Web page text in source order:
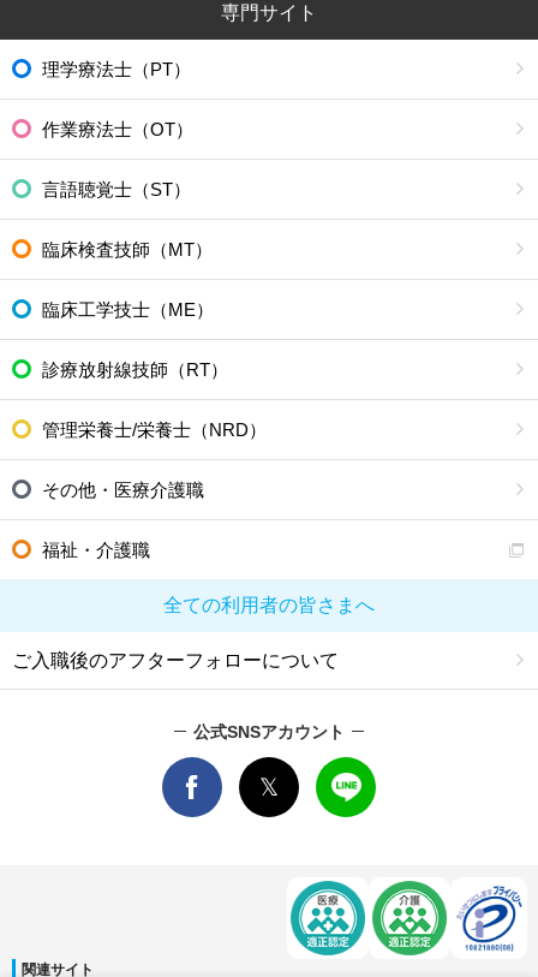
専門サイト
理学療法士（PT）
作業療法士（OT）
言語聴覚士（ST）
臨床検査技師（MT）
臨床工学技士（ME）
診療放射線技師（RT）
管理栄養士/栄養士（NRD）
その他・医療介護職
福祉・介護職
全ての利用者の皆さまへ
ご入職後のアフターフォローについて
公式SNSアカウント
関連サイト